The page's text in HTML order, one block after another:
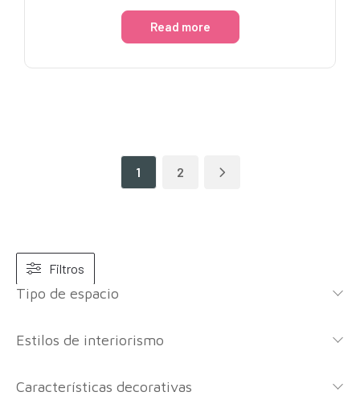
Read more
1 2
Filtros
Tipo de espacio
Estilos de interiorismo
Características decorativas